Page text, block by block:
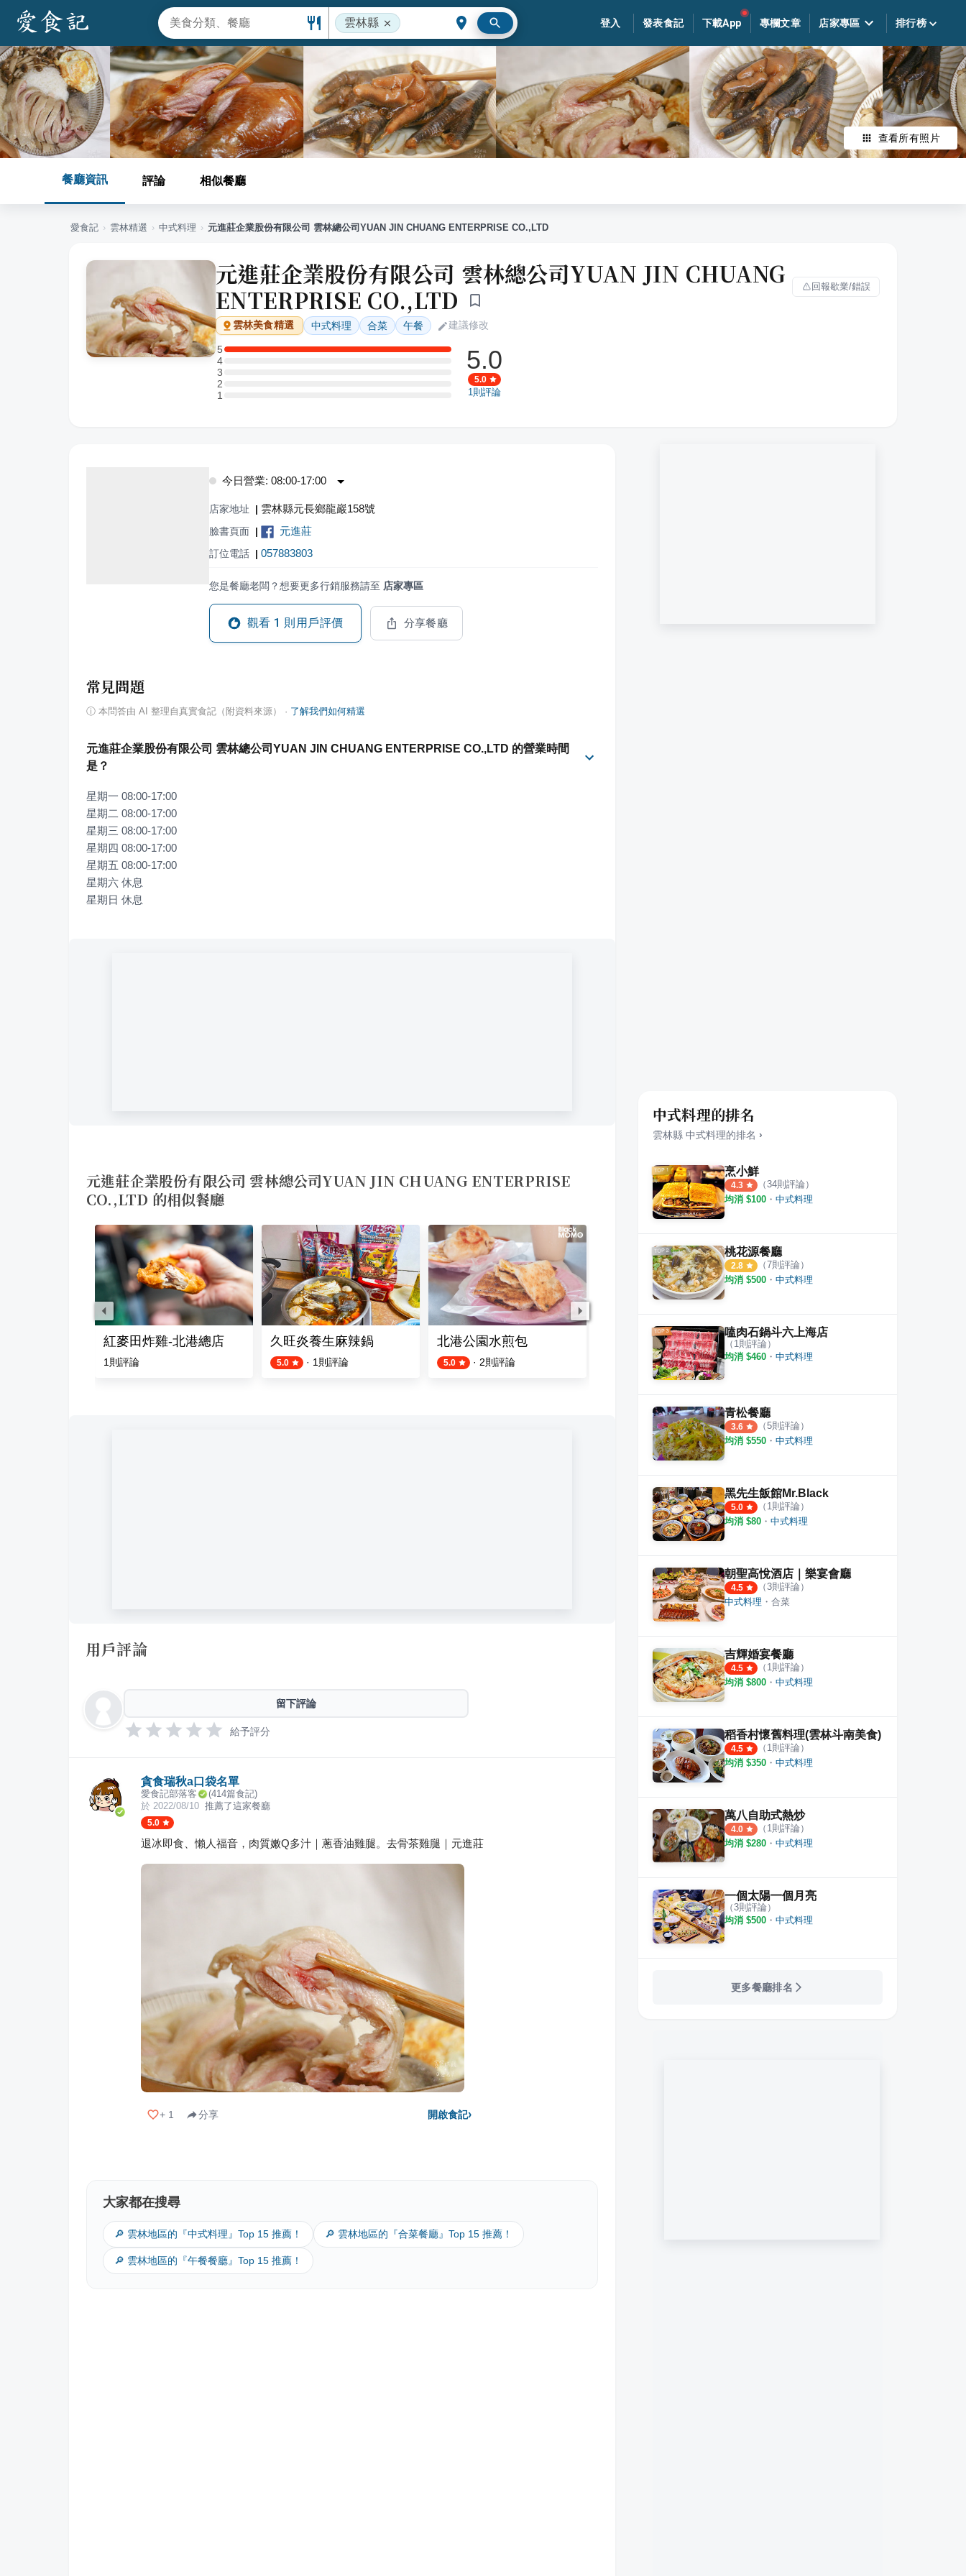
雲林縣 登入 發表食記 下載App 專欄文章 店家專區 排行榜
查看所有照片
餐廳資訊 評論 相似餐廳
愛食記 › 雲林精選 › 中式料理 › 元進莊企業股份有限公司 雲林總公司YUAN JIN CHUANG ENTERPRISE CO.,LTD
元進莊企業股份有限公司 雲林總公司YUAN JIN CHUANG
ENTERPRISE CO.,LTD
回報歇業/錯誤
雲林美食精選 中式料理 合菜 午餐 建議修改
5
5 星：1 則評論
4
4 星：0 則評論
3
3 星：0 則評論
2
2 星：0 則評論
11 星：0 則評論
5.0
5.0
1 則評論
今日營業: 08:00-17:00
店家地址 | 雲林縣元長鄉龍巖158號
臉書頁面 | 元進莊
訂位電話 | 057883803
您是餐廳老闆？想要更多行銷服務請至 店家專區
觀看 1 則用戶評價 分享餐廳
常見問題
ⓘ 本問答由 AI 整理自真實食記（附資料來源） · 了解我們如何精選
元進莊企業股份有限公司 雲林總公司YUAN JIN CHUANG ENTERPRISE CO.,LTD 的營業時間
是？
星期一 08:00-17:00
星期二 08:00-17:00
星期三 08:00-17:00
星期四 08:00-17:00
星期五 08:00-17:00
星期六 休息
星期日 休息
元進莊企業股份有限公司 雲林總公司YUAN JIN CHUANG ENTERPRISE
CO.,LTD 的相似餐廳
紅麥田炸雞-北港總店
1 則評論
久旺炎養生麻辣鍋
5.0 · 1 則評論
北港公園水煎包
5.0 · 2則評論
北港土庫當歸鴨
則評論
阿等土豆油飯
4.3 ·
用戶評論
留下評論
給予評分
貪食瑞秋a口袋名單
愛食記部落客 (414篇食記)
於 2022/08/10 推薦了這家餐廳
5.0
退冰即食、懶人福音，肉質嫩Q多汁｜蔥香油雞腿。去骨茶雞腿｜元進莊
+ 1 分享 開啟食記›
大家都在搜尋
🔎 雲林地區的『中式料理』Top 15 推薦！ 🔎 雲林地區的『合菜餐廳』Top 15 推薦！
🔎 雲林地區的『午餐餐廳』Top 15 推薦！
中式料理的排名
雲林縣 中式料理的排名 ›
烹小鮮
4.3 （34則評論）
均消 $100 ・ 中式料理
桃花源餐廳
2.8 （7則評論）
均消 $500 ・ 中式料理
嗑肉石鍋斗六上海店
（ 1 則評論）
均消 $460 ・ 中式料理
青松餐廳
3.6 （5則評論）
均消 $550 ・ 中式料理
黑先生飯館Mr.Black
5.0 （ 1則評論）
均消 $80 ・ 中式料理
朝聖高悅酒店｜樂宴會廳
4.5 （3則評論）
中式料理 ・ 合菜
吉輝婚宴餐廳
4.5 （ 1則評論）
均消 $800 ・ 中式料理
稻香村懷舊料理(雲林斗南美食)
4.5 （ 1則評論）
均消 $350 ・ 中式料理
萬八自助式熱炒
4.0 （ 1則評論）
均消 $280 ・ 中式料理
一個太陽一個月亮
（3則評論）
均消 $500 ・ 中式料理
更多餐廳排名